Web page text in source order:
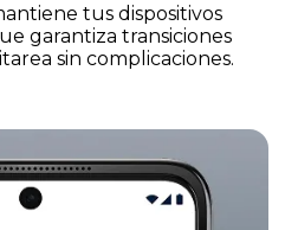
tus dispositivos
garantiza transiciones
sin complicaciones.